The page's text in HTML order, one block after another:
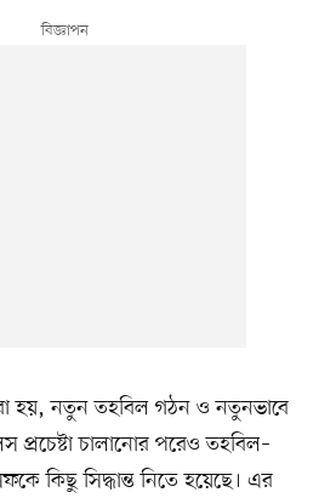
হয়, নতুন তহবিল গঠন ও নতুনভাবে
প্রচেষ্টা চালানোর পরেও তহবিল–
কিছু সিদ্ধান্ত নিতে হয়েছে। এর